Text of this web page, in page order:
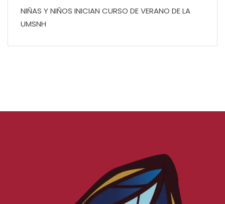
NIÑAS Y NIÑOS INICIAN CURSO DE VERANO DE LA
UMSNH